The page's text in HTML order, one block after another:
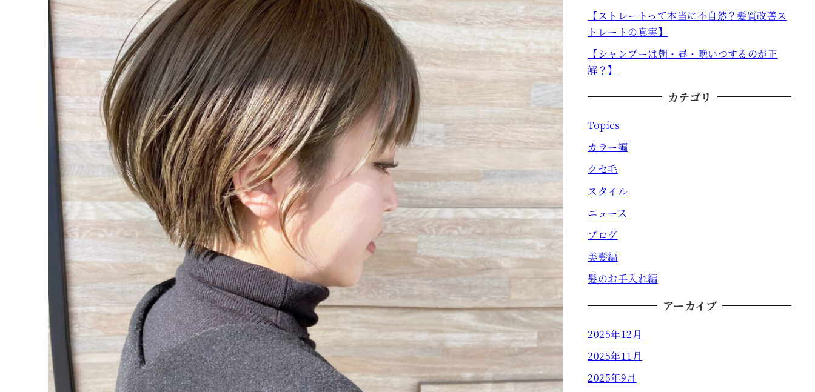
【ストレートって本当に不自然？髪質改善ス
トレートの真実】
【シャンプーは朝・昼・晩いつするのが正
解？】
カテゴリ
Topics
カラー編
クセ毛
スタイル
ニュース
ブログ
美髪編
髪のお手入れ編
アーカイブ
2025年12月
2025年11月
2025年9月